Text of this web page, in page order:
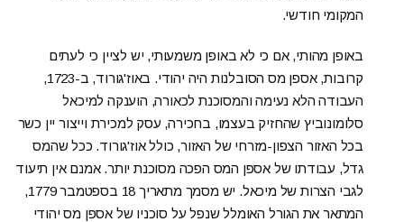
המקומי חודשי.
באופן מהותי, אם כי לא באופן משמעותי, יש לציין כי לעתים
קרובות, אספן מס הסובלנות היה יהודי. באוז'גורוד, ב-1723,
העבודה הלא נעימה והמסוכנת לכאורה, הוענקה למיכאל
סלומונוביץ שהחזיק בעצמו, בחכירה, עסק למכירת וייצור יין כשר
בכל האזור הצפון-מזרחי של האזור, כולל אוז'גורוד. ככל שהמס
גדל, עבודתו של אספן המס הפכה מסוכנת יותר. אמנם אין תיעוד
לגבי הצרות של מיכאל. יש מסמך מתאריך 18 בספטמבר 1779,
המתאר את הגורל האומלל שנפל על סוכניו של אספן מס יהודי